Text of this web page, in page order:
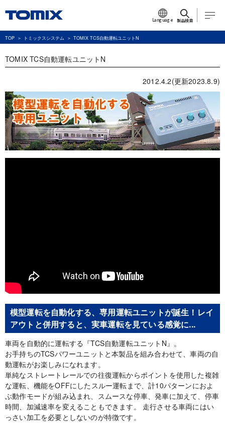
Language 製品検索
TOP トミックスシステム TOMIX TCS自動運転ユニットN
TOMIX TCS自動運転ユニットN
2012.4.2(更新2023.8.9)
模型運転を自動化する、専用運転ユニットが誕生！レイ
アウトと併用すると、実車運転を見ている感覚に...
車両を自動的に運転する『TCS自動運転ユニットN』。
お手持ちのTCSパワーユニットと本製品を組み合わせて、車両の自
動運転がお楽しみになれます。
単純なストレートレールでの往復運転からポイントを使用した複雑
な運転、機能をOFFにしたスルー運転まで、計10パターンにおよ
ぶ動作モードが組み込まれ、スムースな停車、発車に加えて、停車
時間、加減速率を変えることもできます。 走行させる車両にはい
っさい加工を必要としないのが特徴です。